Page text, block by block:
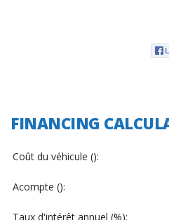
FINANCING
Coût du véhicule ():
Acompte ():
Taux d'intérêt annuel (%):